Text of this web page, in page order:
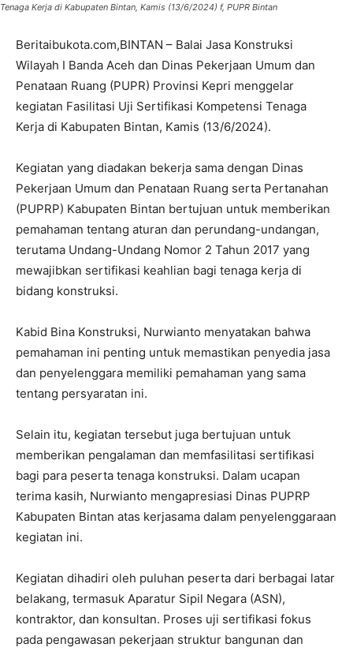
Tenaga Kerja di Kabupaten Bintan, Kamis (13/6/2024) f, PUPR Bintan
Beritaibukota.com,BINTAN – Balai Jasa Konstruksi
Wilayah I Banda Aceh dan Dinas Pekerjaan Umum dan
Penataan Ruang (PUPR) Provinsi Kepri menggelar
kegiatan Fasilitasi Uji Sertifikasi Kompetensi Tenaga
Kerja di Kabupaten Bintan, Kamis (13/6/2024).
Kegiatan yang diadakan bekerja sama dengan Dinas
Pekerjaan Umum dan Penataan Ruang serta Pertanahan
(PUPRP) Kabupaten Bintan bertujuan untuk memberikan
pemahaman tentang aturan dan perundang-undangan,
terutama Undang-Undang Nomor 2 Tahun 2017 yang
mewajibkan sertifikasi keahlian bagi tenaga kerja di
bidang konstruksi.
Kabid Bina Konstruksi, Nurwianto menyatakan bahwa
pemahaman ini penting untuk memastikan penyedia jasa
dan penyelenggara memiliki pemahaman yang sama
tentang persyaratan ini.
Selain itu, kegiatan tersebut juga bertujuan untuk
memberikan pengalaman dan memfasilitasi sertifikasi
bagi para peserta tenaga konstruksi. Dalam ucapan
terima kasih, Nurwianto mengapresiasi Dinas PUPRP
Kabupaten Bintan atas kerjasama dalam penyelenggaraan
kegiatan ini.
Kegiatan dihadiri oleh puluhan peserta dari berbagai latar
belakang, termasuk Aparatur Sipil Negara (ASN),
kontraktor, dan konsultan. Proses uji sertifikasi fokus
pada pengawasan pekerjaan struktur bangunan dan